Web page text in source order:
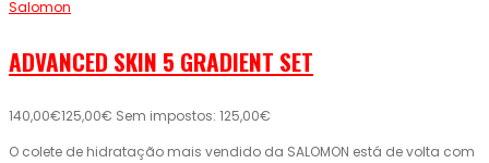
Salomon
ADVANCED SKIN 5 GRADIENT SET
140,00€125,00€ Sem impostos: 125,00€
O colete de hidratação mais vendido da SALOMON está de volta com